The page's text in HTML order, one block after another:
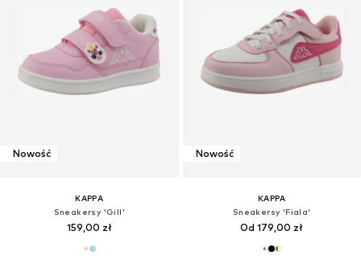
Nowość
KAPPA
Sneakersy 'Gill'
159,00 zł
Nowość
KAPPA
Sneakersy 'Fiala'
Od 179,00 zł